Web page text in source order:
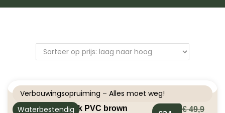
Verbouwingsopruiming – Alles moet weg!
Waterbestendig
Silent Rigid Click PVC brown
€49,9